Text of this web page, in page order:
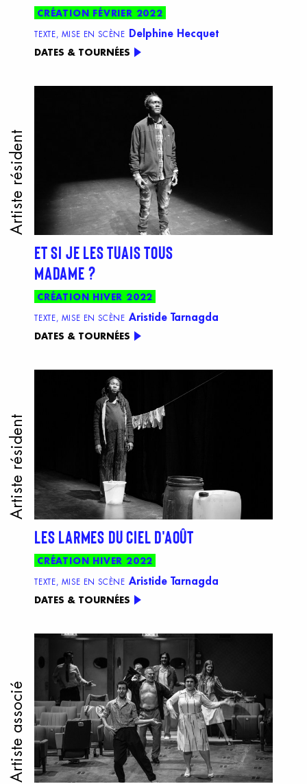
CRÉATION FÉVRIER 2022
TEXTE, MISE EN SCÈNE Delphine Hecquet
DATES & TOURNÉES
Artiste résident
ET SI JE LES TUAIS TOUS
MADAME ?
CRÉATION HIVER 2022
TEXTE, MISE EN SCÈNE Aristide Tarnagda
DATES & TOURNÉES
Artiste résident
LES LARMES DU CIEL D'AOÛT
CRÉATION HIVER 2022
TEXTE, MISE EN SCÈNE Aristide Tarnagda
DATES & TOURNÉES
Artiste associé